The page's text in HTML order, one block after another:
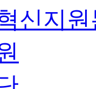
신지